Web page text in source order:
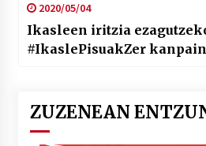
2020/05/04
Ikasleen iritzia
#IkaslePisuakZer
ZUZENEAN